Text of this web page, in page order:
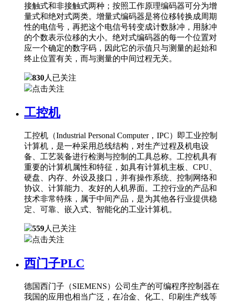
接触式和非接触式两种；按照工作原理编码器可分为增
量式和绝对式两类。增量式编码器是将位移转换成周期
性的电信号，再把这个电信号转变成计数脉冲，用脉冲
的个数表示位移的大小。绝对式编码器的每一个位置对
应一个确定的数字码，因此它的示值只与测量的起始和
终止位置有关，而与测量的中间过程无关。
830人已关注
点击关注
工控机
工控机（Industrial Personal Computer，IPC）即工业控制
计算机，是一种采用总线结构，对生产过程及机电设
备、工艺装备进行检测与控制的工具总称。工控机具有
重要的计算机属性和特征，如具有计算机主板、CPU、
硬盘、内存、外设及接口，并有操作系统、控制网络和
协议、计算能力、友好的人机界面。工控行业的产品和
技术非常特殊，属于中间产品，是为其他各行业提供稳
定、可靠、嵌入式、智能化的工业计算机。
559人已关注
点击关注
西门子PLC
德国西门子（SIEMENS）公司生产的可编程序控制器在
我国的应用也相当广泛，在冶金、化工、印刷生产线等